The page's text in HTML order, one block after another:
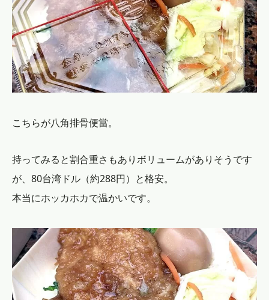
こちらが八角排骨便當。
持ってみると割合重さもありボリュームがありそうです
が、80台湾ドル（約288円）と格安。
本当にホッカホカで温かいです。